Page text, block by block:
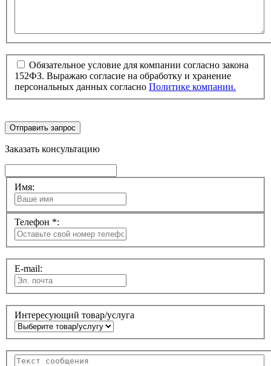
Обязательное условие для компании согласно закона
152ФЗ. Выражаю согласие на обработку и хранение
персональных данных согласно Политике компании.
Отправить запрос
Заказать консультацию
Имя:
Телефон *:
E-mail:
Интересующий товар/услуга